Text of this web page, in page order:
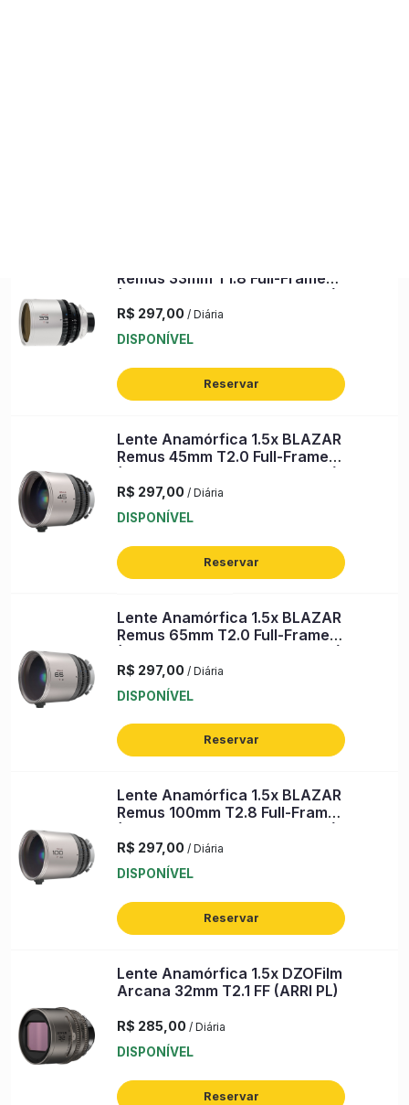
Remus 33mm T1.8 Full-Frame
R$ 297,00 / Diária
DISPONÍVEL
Reservar
Lente Anamórfica 1.5x BLAZAR
Remus 45mm T2.0 Full-Frame
(PL, Silver Flare) (s/n: 1512640)
R$ 297,00 / Diária
DISPONÍVEL
Reservar
Lente Anamórfica 1.5x BLAZAR
Remus 65mm T2.0 Full-Frame
(PL, Silver Flare) (s/n: 1522096)
R$ 297,00 / Diária
DISPONÍVEL
Reservar
Lente Anamórfica 1.5x BLAZAR
Remus 100mm T2.8 Full-Frame
R$ 297,00 / Diária
DISPONÍVEL
Reservar
Lente Anamórfica 1.5x DZOFilm
Arcana 32mm T2.1 FF (ARRI PL)
R$ 285,00 / Diária
DISPONÍVEL
Reservar